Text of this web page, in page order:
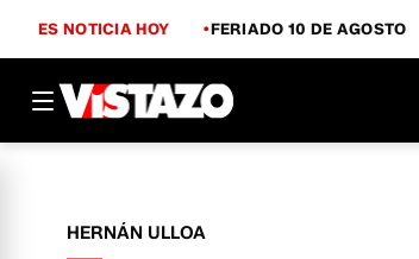
ES NOTICIA HOY FERIADO 10 DE AGOSTO
HERNÁN ULLOA